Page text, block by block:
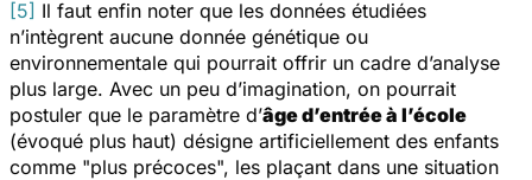
[5] Il faut enfin noter que les données étudiées
n’intègrent aucune donnée génétique ou
environnementale qui pourrait offrir un cadre d’analyse
plus large. Avec un peu d’imagination, on pourrait
postuler que le paramètre d’âge d’entrée à l’école
(évoqué plus haut) désigne artificiellement des enfants
comme "plus précoces", les plaçant dans une situation